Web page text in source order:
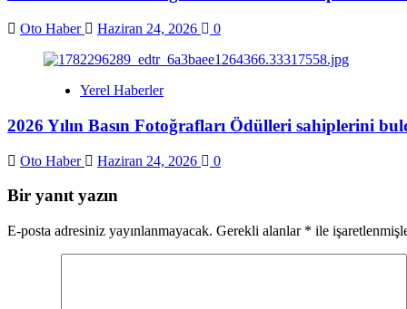
Oto Haber Haziran 24, 2026 0
Yerel Haberler
2026 Yılın Basın Fotoğrafları Ödülleri sahiplerini
Oto Haber Haziran 24, 2026 0
Bir yanıt yazın
E-posta adresiniz yayınlanmayacak. Gerekli alanlar * ile